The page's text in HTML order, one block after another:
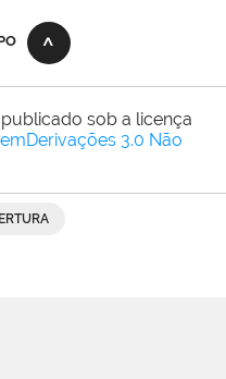
sob a licença
3.0 Não